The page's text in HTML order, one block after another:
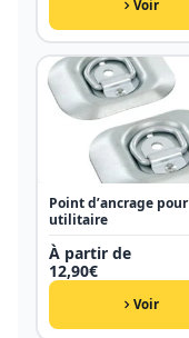
Voir
Point d’ancrage pour
utilitaire
À partir de
12,90€
Voir